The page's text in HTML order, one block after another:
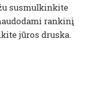
susmulkinkite
rankinį
jūros druska.